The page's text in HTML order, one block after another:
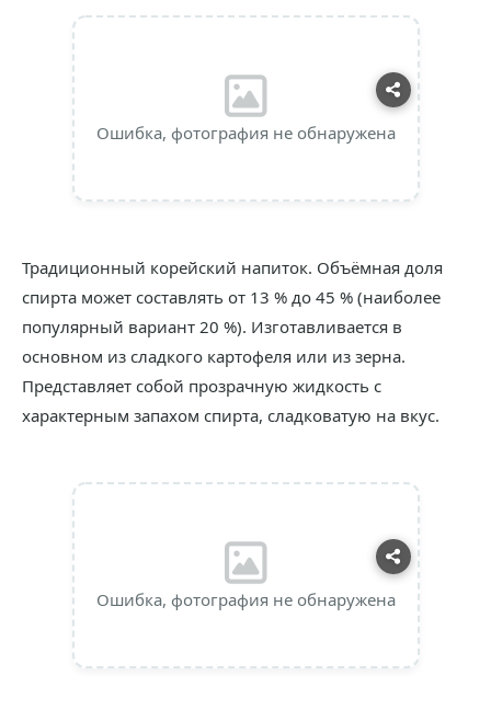
Ошибка, фотография не обнаружена
Традиционный корейский напиток. Объёмная доля
спирта может составлять от 13 % до 45 % (наиболее
популярный вариант 20 %). Изготавливается в
основном из сладкого картофеля или из зерна.
Представляет собой прозрачную жидкость с
характерным запахом спирта, сладковатую на вкус.
Ошибка, фотография не обнаружена